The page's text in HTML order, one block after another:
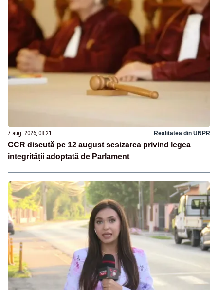
7 aug. 2026, 08:21 Realitatea din UNPR
CCR discută pe 12 august sesizarea privind legea
integrității adoptată de Parlament